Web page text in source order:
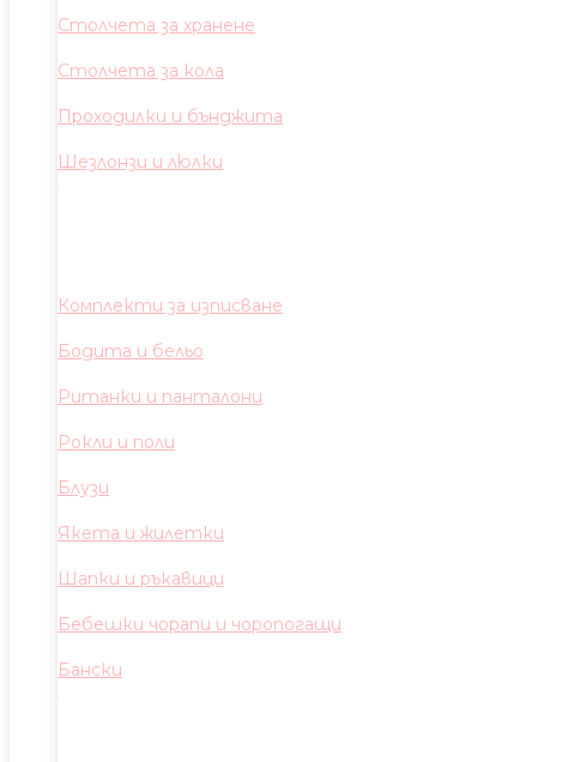
Столчета за хранене
Столчета за кола
Проходилки и бънджита
Шезлонзи и люлки
Комплекти за изписване
Бодита и бельо
Ританки и панталони
Рокли и поли
Блузи
Якета и жилетки
Шапки и ръкавици
Бебешки чорапи и чоропогащи
Бански